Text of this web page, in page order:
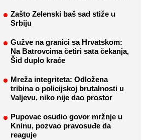
Zašto Zelenski baš sad stiže u
Srbiju
Gužve na granici sa Hrvatskom:
Na Batrovcima četiri sata čekanja,
Šid duplo kraće
Mreža integriteta: Odložena
tribina o policijskoj brutalnosti u
Valjevu, niko nije dao prostor
Pupovac osudio govor mržnje u
Kninu, pozvao pravosuđe da
reaguje